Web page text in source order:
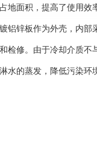
地面积，提高了使用
铝锌板作为外壳，内
检修。由于冷却介质
水的蒸发，降低污染